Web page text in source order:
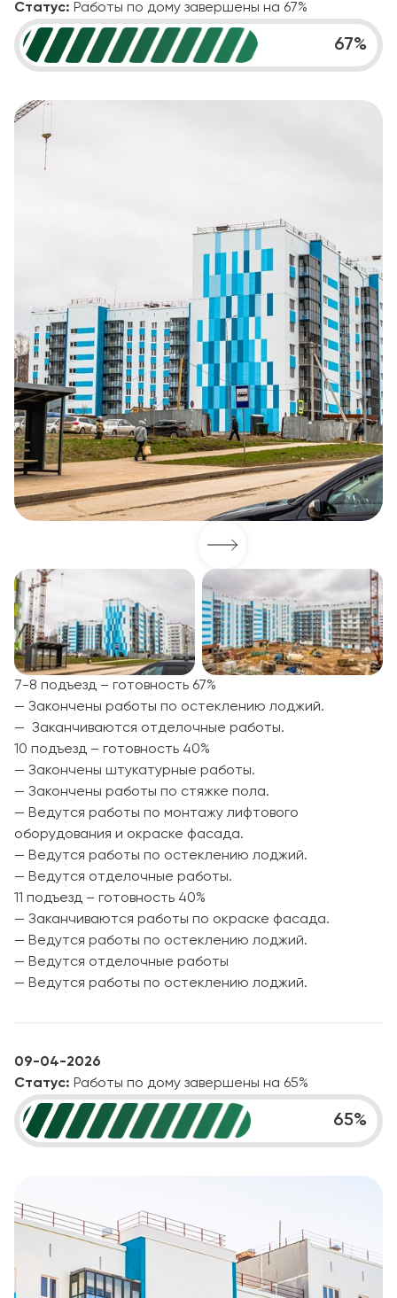
Статус: Работы по дому завершены на 67%
67%
7-8 подъезд – готовность 67%
— Закончены работы по остеклению лоджий.
— Заканчиваются отделочные работы.
10 подъезд – готовность 40%
— Закончены штукатурные работы.
— Закончены работы по стяжке пола.
— Ведутся работы по монтажу лифтового
оборудования и окраске фасада.
— Ведутся работы по остеклению лоджий.
— Ведутся отделочные работы.
11 подъезд – готовность 40%
— Заканчиваются работы по окраске фасада.
— Ведутся работы по остеклению лоджий.
— Ведутся отделочные работы
— Ведутся работы по остеклению лоджий.
09-04-2026
Статус: Работы по дому завершены на 65%
65%